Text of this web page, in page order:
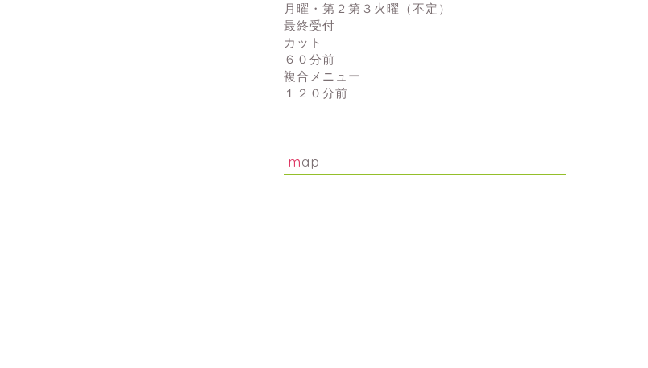
月曜・第２第３火曜（不定）
最終受付
カット
６０分前
複合メニュー
１２０分前
map